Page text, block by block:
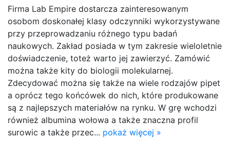
Firma Lab Empire dostarcza zainteresowanym
osobom doskonałej klasy odczynniki wykorzystywane
przy przeprowadzaniu różnego typu badań
naukowych. Zakład posiada w tym zakresie wieloletnie
doświadczenie, toteż warto jej zawierzyć. Zamówić
można także kity do biologii molekularnej.
Zdecydować można się także na wiele rodzajów pipet
a oprócz tego końcówek do nich, które produkowane
są z najlepszych materiałów na rynku. W grę wchodzi
również albumina wołowa a także znaczna profil
surowic a także przec... pokaż więcej »